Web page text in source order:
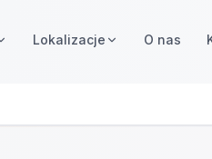
Lokalizacje O nas